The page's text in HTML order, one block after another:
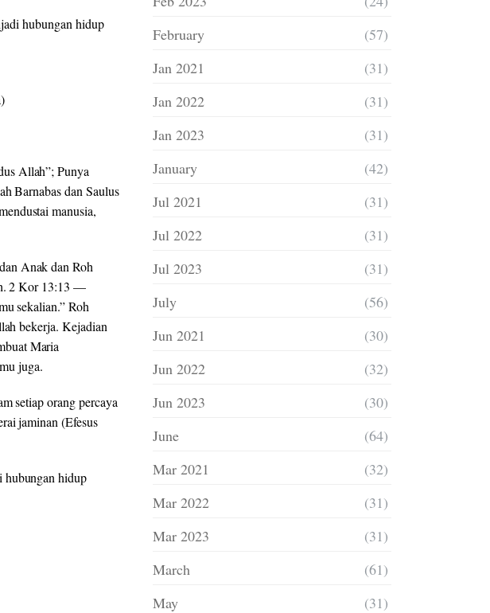
hubungan hidup
Allah”; Punya
Barnabas dan Saulus
manusia,
Anak dan Roh
2 Kor 13:13 —
sekalian.”Roh
bekerja. Kejadian
Maria
juga.
setiap orang percaya
jaminan (Efesus
hubungan hidup
February
(57)
Jan 2021
(31)
Jan 2022
(31)
Jan 2023
(31)
January
(42)
Jul 2021
(31)
Jul 2022
(31)
Jul 2023
(31)
July
(56)
Jun 2021
(30)
Jun 2022
(32)
Jun 2023
(30)
June
(64)
Mar 2021
(32)
Mar 2022
(31)
Mar 2023
(31)
March
(61)
May
(31)